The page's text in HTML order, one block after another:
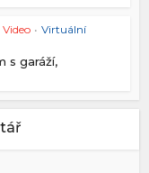
Video • Virtuální
s garáží,